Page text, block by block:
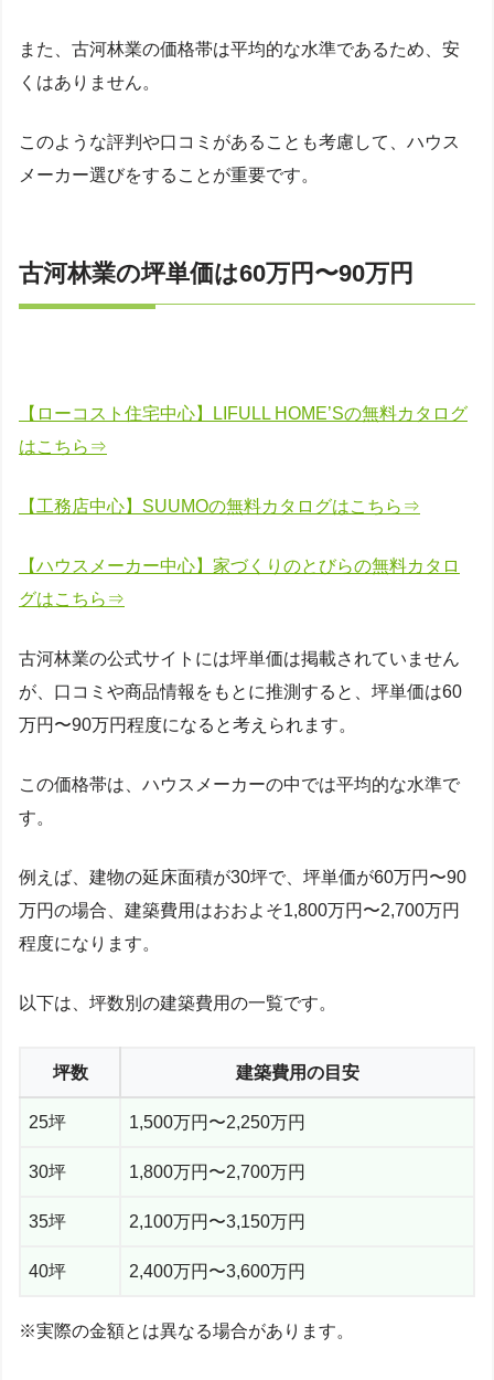
また、古河林業の価格帯は平均的な水準であるため、安
くはありません。
このような評判や口コミがあることも考慮して、ハウス
メーカー選びをすることが重要です。
古河林業の坪単価は60万円〜90万円
【ローコスト住宅中心】LIFULL HOME’Sの無料カタログ
はこちら⇒
【工務店中心】SUUMOの無料カタログはこちら⇒
【ハウスメーカー中心】家づくりのとびらの無料カタロ
グはこちら⇒
古河林業の公式サイトには坪単価は掲載されていません
が、口コミや商品情報をもとに推測すると、坪単価は60
万円〜90万円程度になると考えられます。
この価格帯は、ハウスメーカーの中では平均的な水準で
す。
例えば、建物の延床面積が30坪で、坪単価が60万円〜90
万円の場合、建築費用はおおよそ1,800万円〜2,700万円
程度になります。
以下は、坪数別の建築費用の一覧です。
坪数 建築費用の目安
25坪 1,500万円〜2,250万円
30坪 1,800万円〜2,700万円
35坪 2,100万円〜3,150万円
40坪 2,400万円〜3,600万円
※実際の金額とは異なる場合があります。